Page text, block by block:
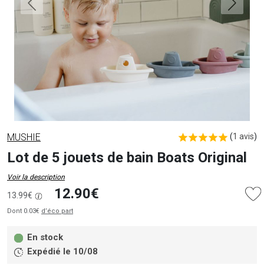
MUSHIE (1 avis)
Lot de 5 jouets de bain Boats Original
Voir la description
13.99€ 12.90€
Dont 0.03€ d’éco part
En stock
Expédié le 10/08